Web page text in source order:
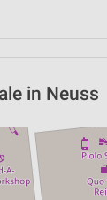
in Neuss